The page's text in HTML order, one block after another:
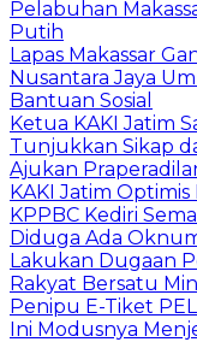
Pelabuhan
Putih
Lapas Makassar
Nusantara Jaya
Bantuan Sosial
Ketua KAKI Jatim
Tunjukkan Sikap
Ajukan
KAKI Jatim
KPPBC Kediri
Diduga Ada
Lakukan Dugaan
Rakyat Bersatu
Penipu E-Tiket
Ini Modusnya